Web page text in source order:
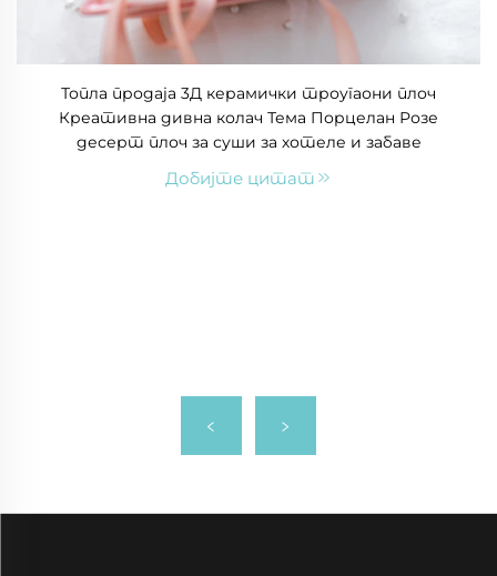
Топла продаја 3Д керамички троугаони плоч
Креативна дивна колач Тема Порцелан Розе
десерт плоч за суши за хотеле и забаве
Добијте цитат